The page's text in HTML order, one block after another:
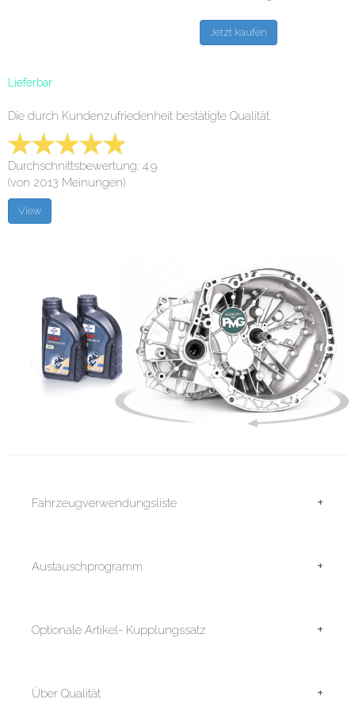
Lieferbar
Die durch Kundenzufriedenheit bestätigte Qualität.
Durchschnittsbewertung: 4.9
(von 2013 Meinungen)
Fahrzeugverwendungsliste +
Austauschprogramm +
Optionale Artikel- Kupplungssatz +
Über Qualität +